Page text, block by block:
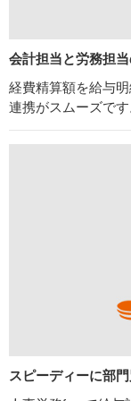
会計担当と労務担
経費精算額を給与
連携がスムーズです
スピーディーに部